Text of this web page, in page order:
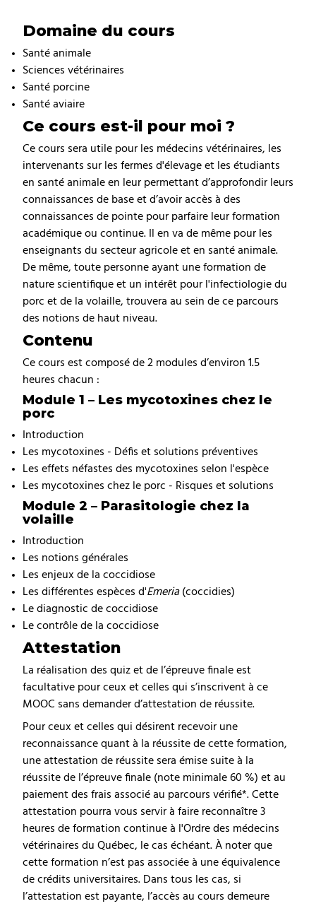
Domaine du cours
Santé animale
Sciences vétérinaires
Santé porcine
Santé aviaire
Ce cours est-il pour moi ?
Ce cours sera utile pour les médecins vétérinaires, les
intervenants sur les fermes d'élevage et les étudiants
en santé animale en leur permettant d’approfondir leurs
connaissances de base et d’avoir accès à des
connaissances de pointe pour parfaire leur formation
académique ou continue. Il en va de même pour les
enseignants du secteur agricole et en santé animale.
De même, toute personne ayant une formation de
nature scientifique et un intérêt pour l'infectiologie du
porc et de la volaille, trouvera au sein de ce parcours
des notions de haut niveau.
Contenu
Ce cours est composé de 2 modules d’environ 1.5
heures chacun :
Module 1 – Les mycotoxines chez le
porc
Introduction
Les mycotoxines - Défis et solutions préventives
Les effets néfastes des mycotoxines selon l'espèce
Les mycotoxines chez le porc - Risques et solutions
Module 2 – Parasitologie chez la
volaille
Introduction
Les notions générales
Les enjeux de la coccidiose
Les différentes espèces d'Emeria(coccidies)
Le diagnostic de coccidiose
Le contrôle de la coccidiose
Attestation
La réalisation des quiz et de l’épreuve finale est
facultative pour ceux et celles qui s’inscrivent à ce
MOOC sans demander d’attestation de réussite.
Pour ceux et celles qui désirent recevoir une
reconnaissance quant à la réussite de cette formation,
une attestation de réussite sera émise suite à la
réussite de l’épreuve finale (note minimale 60 %) et au
paiement des frais associé au parcours vérifié*. Cette
attestation pourra vous servir à faire reconnaître 3
heures de formation continue à l'Ordre des médecins
vétérinaires du Québec, le cas échéant. À noter que
cette formation n’est pas associée à une équivalence
de crédits universitaires. Dans tous les cas, si
l’attestation est payante, l’accès au cours demeure